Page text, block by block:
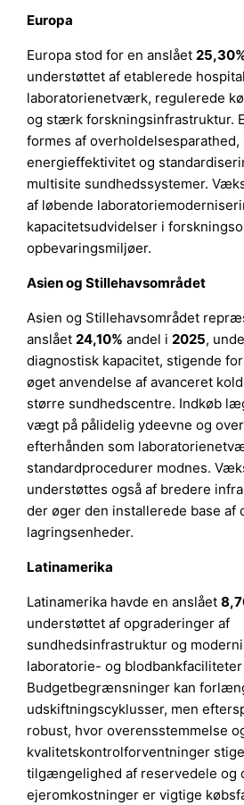
Europa
Europa stod for en anslået
understøttet af etablerede hospital
laboratorienetværk, regulerede
og stærk forskningsinfrastruktur.
formes af
energieffektivitet og
multisite sundhedssystemer.
af løbende
kapacitetsudvidelser i
opbevaringsmiljøer.
Asien og Stillehavsområdet
Asien og Stillehavsområdet
anslået24,10% andel i2025,
diagnostisk kapacitet, stigende
øget anvendelse af avanceret
større sundhedscentre. Indkøb
vægt på pålidelig ydeevne og
efterhånden som
standardprocedurer modnes.
understøttes også af bredere
der øger den installerede base af
lagringsenheder.
Latinamerika
Latinamerika havde en anslået
understøttet af opgraderinger af
sundhedsinfrastruktur og
laboratorie- og
Budgetbegrænsninger kan
udskiftningscyklusser, men
robust, hvor overensstemmelse
kvalitetskontrolforventninger
tilgængelighed af reservedele og
ejeromkostninger er vigtige